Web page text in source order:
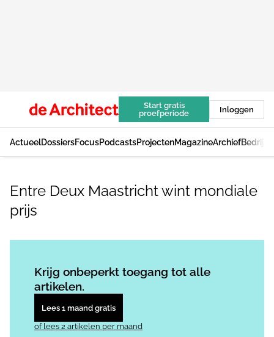
Start gratis
proefperiode
Inloggen
ActueelDossiersFocusPodcastsProjectenMagazineArchief
Entre Deux Maastricht wint mondiale
prijs
Krijg onbeperkt toegang tot alle
artikelen.
Lees 1 maand gratis
of lees 2 artikelen per maand